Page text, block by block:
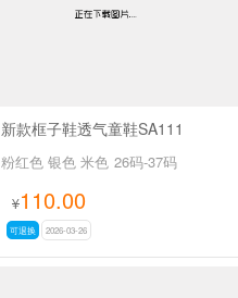
新款框子鞋透气童鞋SA111
粉红色 银色 米色 26码-37码
¥110.00
可退换 2026-03-26